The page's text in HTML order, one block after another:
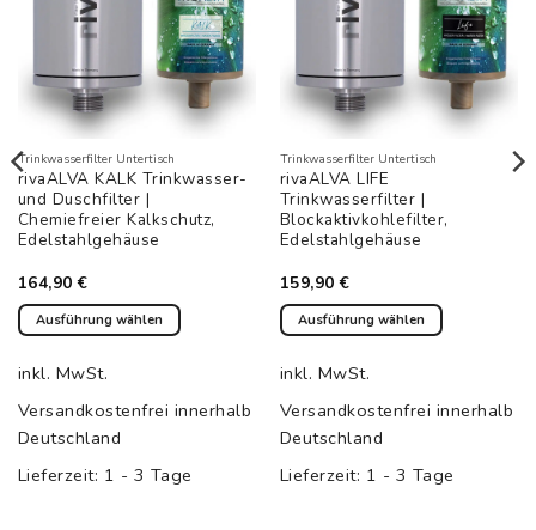
Trinkwasserfilter Untertisch
rivaALVA KALK Trinkwasser-
und Duschfilter |
Chemiefreier Kalkschutz,
Edelstahlgehäuse
164,90€
Ausführung wählen
Produkt
mehrere
Varianten
auf.
inkl. MwSt.
Versandkostenfrei innerhalb
Deutschland
Lieferzeit: 1 - 3 Tage
Trinkwasserfilter Untertisch
rivaALVA LIFE
Trinkwasserfilter |
Blockaktivkohlefilter,
Edelstahlgehäuse
159,90€
Ausführung wählen
Produkt
mehrere
Varianten
auf.
inkl. MwSt.
Versandkostenfrei innerhalb
Deutschland
Lieferzeit: 1 - 3 Tage